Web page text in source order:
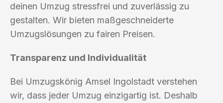
deinen Umzug stressfrei und zuverlässig zu
gestalten. Wir bieten maßgeschneiderte
Umzugslösungen zu fairen Preisen.
Transparenz und Individualität
Bei Umzugskönig Amsel Ingolstadt verstehen
wir, dass jeder Umzug einzigartig ist. Deshalb